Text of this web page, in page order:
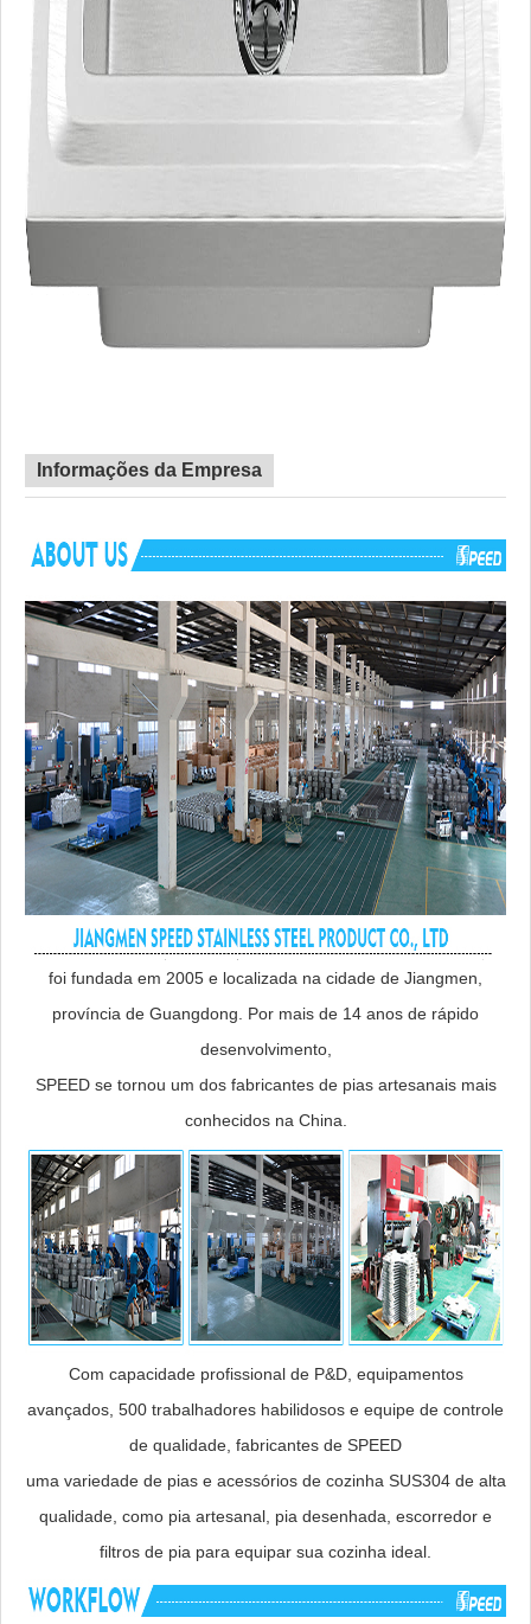
Informações da Empresa
foi fundada em 2005 e localizada na cidade de Jiangmen,
província de Guangdong. Por mais de 14 anos de rápido
desenvolvimento,
SPEED se tornou um dos fabricantes de pias artesanais mais
conhecidos na China.
Com capacidade profissional de P&D, equipamentos
avançados, 500 trabalhadores habilidosos e equipe de controle
de qualidade, fabricantes de SPEED
uma variedade de pias e acessórios de cozinha SUS304 de alta
qualidade, como pia artesanal, pia desenhada, escorredor e
filtros de pia para equipar sua cozinha ideal.